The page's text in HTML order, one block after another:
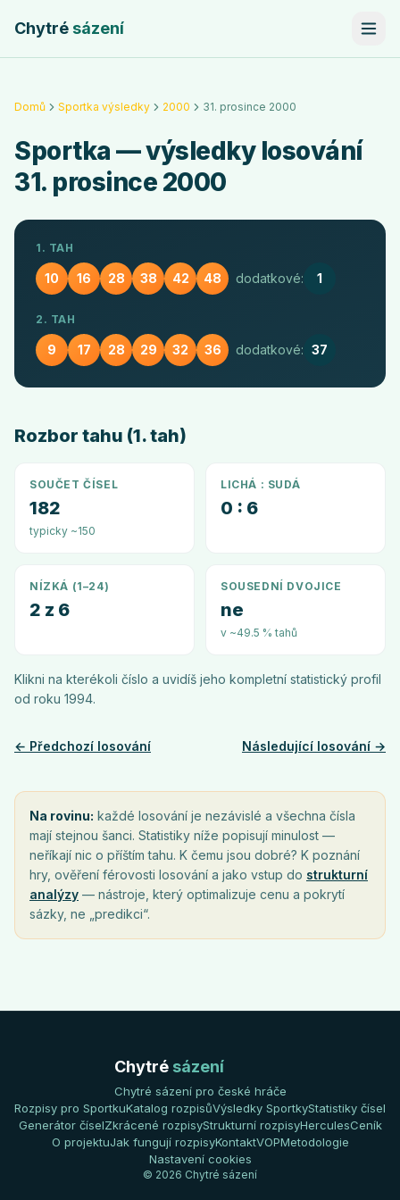
Chytrésázení
Domů Sportka výsledky 2000 31. prosince 2000
Sportka — výsledky losování
31. prosince 2000
1. TAH
10 16 28 38 42 48 dodatkové: 1
2. TAH
9 17 28 29 32 36 dodatkové: 37
Rozbor tahu (1. tah)
SOUČET ČÍSEL
182
typicky ~150
LICHÁ : SUDÁ
0 : 6
NÍZKÁ (1–24)
2 z 6
SOUSEDNÍ DVOJICE
ne
v ~49.5 % tahů
Klikni na kterékoli číslo a uvidíš jeho kompletní statistický profil
od roku 1994.
← Předchozí losování Následující losování →
Na rovinu: každé losování je nezávislé a všechna čísla
mají stejnou šanci. Statistiky níže popisují minulost —
neříkají nic o příštím tahu. K čemu jsou dobré? K poznání
hry, ověření férovosti losování a jako vstup do strukturní
analýzy — nástroje, který optimalizuje cenu a pokrytí
sázky, ne „predikci“.
Chytré sázení
Chytré sázení pro české hráče
Rozpisy pro SportkuKatalog rozpisůVýsledky SportkyStatistiky čísel
Generátor číselZkrácené rozpisyStrukturní rozpisyHerculesCeník
O projektuJak fungují rozpisyKontaktVOPMetodologie
Nastavení cookies
© 2026 Chytré sázení